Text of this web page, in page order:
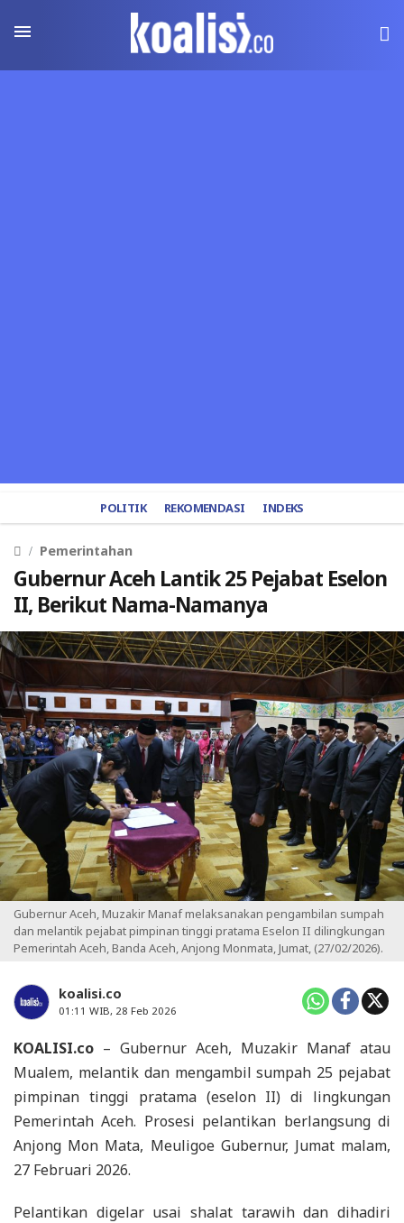
POLITIK REKOMENDASI INDEKS
Pemerintahan
Gubernur Aceh Lantik 25 Pejabat Eselon
II, Berikut Nama-Namanya
Gubernur Aceh, Muzakir Manaf melaksanakan pengambilan sumpah
dan melantik pejabat pimpinan tinggi pratama Eselon II dilingkungan
Pemerintah Aceh, Banda Aceh, Anjong Monmata, Jumat, (27/02/2026).
koalisi.co
01:11 WIB, 28 Feb 2026
KOALISI.co – Gubernur Aceh, Muzakir Manaf atau
Mualem, melantik dan mengambil sumpah 25 pejabat
pimpinan tinggi pratama (eselon II) di lingkungan
Pemerintah Aceh. Prosesi pelantikan berlangsung di
Anjong Mon Mata, Meuligoe Gubernur, Jumat malam,
27 Februari 2026.
Pelantikan digelar usai shalat tarawih dan dihadiri